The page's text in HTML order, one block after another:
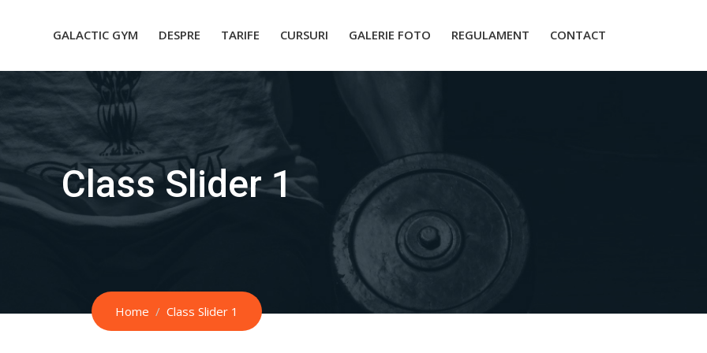
GALACTIC GYM DESPRE TARIFE CURSURI GALERIE FOTO REGULAMENT CONTACT
Class Slider 1
Home Class Slider 1